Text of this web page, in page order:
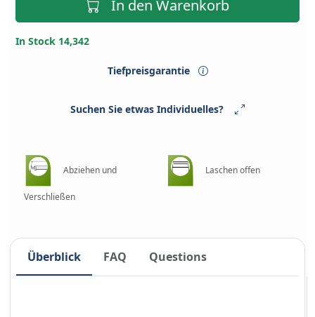
In den Warenkorb
In Stock 14,342
Tiefpreisgarantie
Suchen Sie etwas Individuelles?
Abziehen und
Verschließen
Laschen offen
Überblick FAQ Questions